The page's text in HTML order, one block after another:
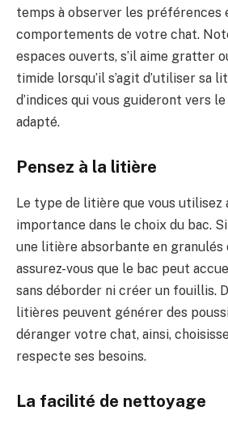
temps à observer les préférences
comportements de votre chat.
espaces ouverts, s’il aime gratter
timide lorsqu’il s’agit d’utiliser sa
d’indices qui vous guideront vers
adapté.
Pensez à la litière
Le type de litière que vous utilisez
importance dans le choix du bac.
une litière absorbante en granulés
assurez-vous que le bac peut
sans déborder ni créer un fouillis.
litières peuvent générer des
déranger votre chat, ainsi,
respecte ses besoins.
La facilité de nettoyage